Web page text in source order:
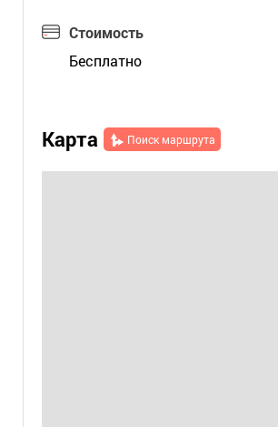
Стоимость
Бесплатно
Карта Поиск маршрута